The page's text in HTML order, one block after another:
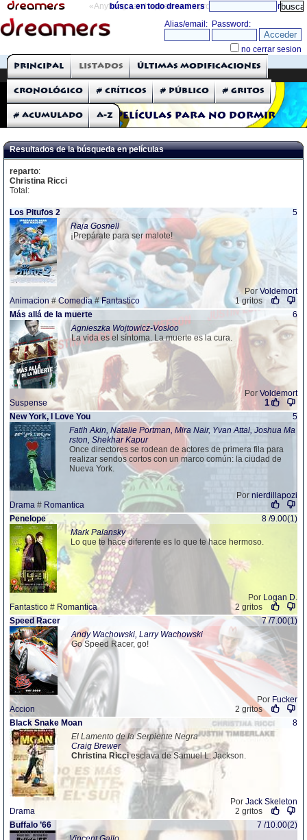
«Anything can happen and it probably will» directorio
búsca en todo dreamers
THE DREAMERS
Críticas: Películas
Películas para no dormir
Principal Listados Últimas modificaciones
Cronológico # Críticos # Público # Gritos
# Acumulado A-Z
Resultados de la búsqueda en películas
reparto:
Christina Ricci
Total:
Los Pitufos 2
5
Raja Gosnell
¡Prepárate para ser malote!
Por Voldemort
Animacion #Comedia #Fantastico
1 gritos
Más allá de la muerte
6
Agnieszka Wojtowicz-Vosloo
La vida es el síntoma. La muerte es la cura.
Por Voldemort
Suspense
1
New York, I Love You
5
Fatih Akin, Natalie Portman, Mira Nair, Yvan Attal, Joshua Ma
rston, Shekhar Kapur
Once directores se rodean de actores de primera fila para
realizar sendos cortos con un marco común: la ciudad de
Nueva York.
Por nierdillapozi
Drama # Romantica
Penelope
8 /9.00(1)
Mark Palansky
Lo que te hace diferente es lo que te hace hermoso.
Por Logan D.
Fantastico # Romantica
2 gritos
Speed Racer
7 /7.00(1)
Andy Wachowski, Larry Wachowski
Go Speed Racer, go!
Por Fucker
Accion
2 gritos
Black Snake Moan
8
El Lamento de la Serpiente Negra
Craig Brewer
Christina Ricciesclava de Samuel L. Jackson.
Por Jack Skeleton
Drama
2 gritos
Buffalo ’66
7 /10.00(2)